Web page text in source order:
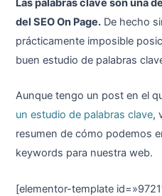
Las palabras clave son una
del SEO On Page. De hecho
prácticamente imposible
buen estudio de palabras
Aunque tengo un post en el
un estudio de palabras clave,
resumen de cómo podemos
keywords para nuestra web.
[elementor-template